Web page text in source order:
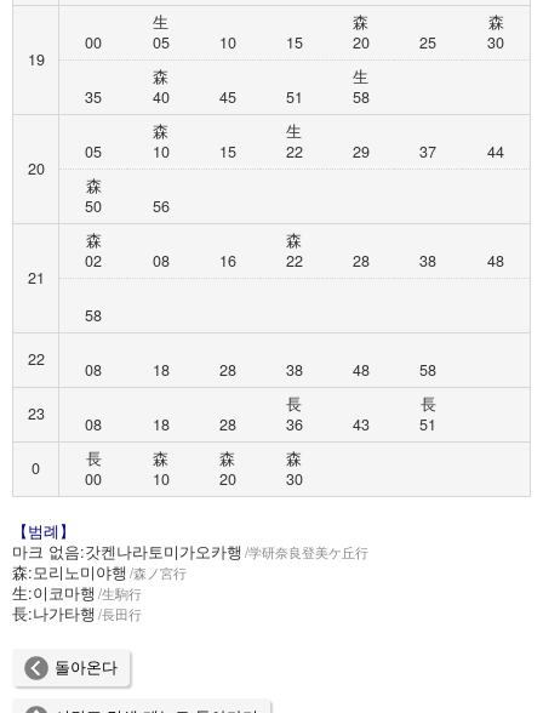
19
00
生
05
10 15
森
20
25
森
30
35
森
40
45 51
生
58
20
05
森
10
15
生
22
29 37
44
森
50
56
21
森
02
08 16
森
22
28 38 48
58
22
08 18 28 38 48
58
23
08 18 28
長
36
43
長
51
0
長
00
森
10
森
20
森
30
【범례】
마크 없음:갓켄나라토미가오카행 学研奈良登美ケ丘行
森:모리노미야행 森ノ宮行
生:이코마행 生駒行
長:나가타행 長田行
돌아온다